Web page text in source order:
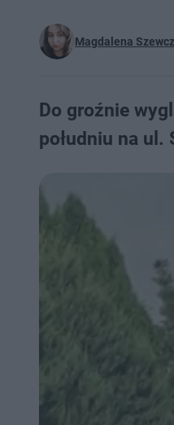
Magdalena
Do groźnie
południu na ul.